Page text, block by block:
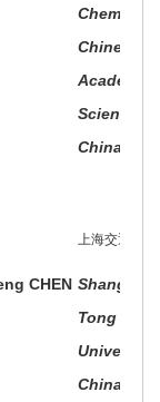
Chemistry,
Chinese
Academy
Sciences,
China
CHEN
上海交通大学
Shanghai
Tong
University,
China